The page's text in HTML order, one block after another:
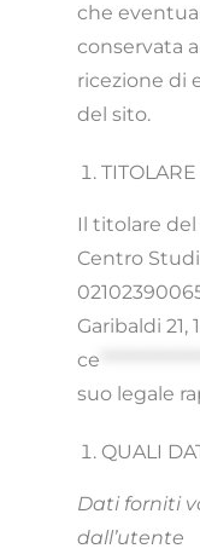
che
conservata
ricezione di
del sito.
Il titolare
Centro Studi
Garibaldi 21,
ce
suo legale
QUALI
Dati forniti
dall’utente